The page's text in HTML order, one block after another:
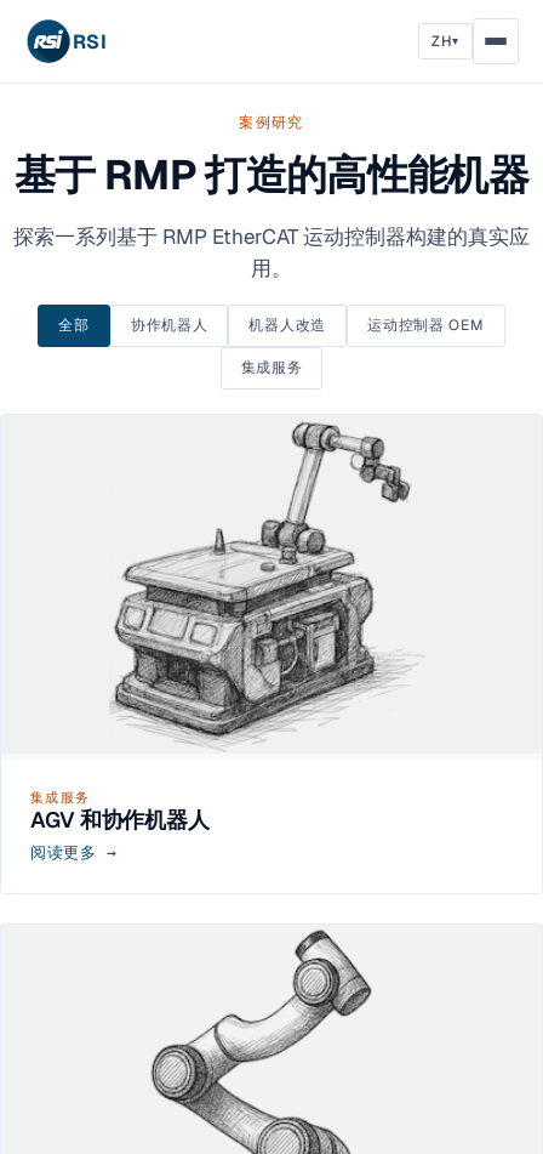
RSI ZH▾
案例研究
基于 RMP 打造的高性能机器
探索一系列基于 RMP EtherCAT 运动控制器构建的真实应
用。
全部 协作机器人 机器人改造 运动控制器 OEM
集成服务
集成服务
AGV 和协作机器人
阅读更多 →